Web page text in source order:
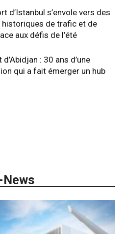
d’Istanbul s’envole vers des
historiques de trafic et de
aux défis de l’été
: 30 ans d’une
qui a fait émerger un hub
News